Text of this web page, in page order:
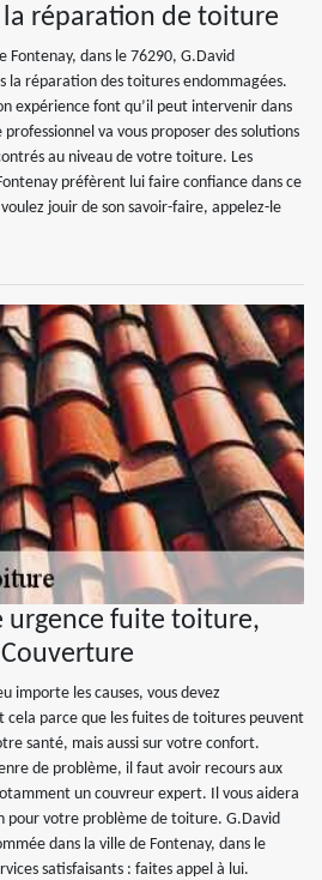
réparation de toiture
Fontenay, dans le 76290, G.David
la réparation des toitures endommagées.
expérience font qu’il peut intervenir dans
va vous proposer des solutions
au niveau de votre toiture. Les
préfèrent lui faire confiance dans ce
jouir de son savoir-faire, appelez-le
urgence fuite toiture,
importe les causes, vous devez
parce que les fuites de toitures peuvent
santé, mais aussi sur votre confort.
de problème, il faut avoir recours aux
un couvreur expert. Il vous aidera
pour votre problème de toiture. G.David
dans la ville de Fontenay, dans le
satisfaisants : faites appel à lui.